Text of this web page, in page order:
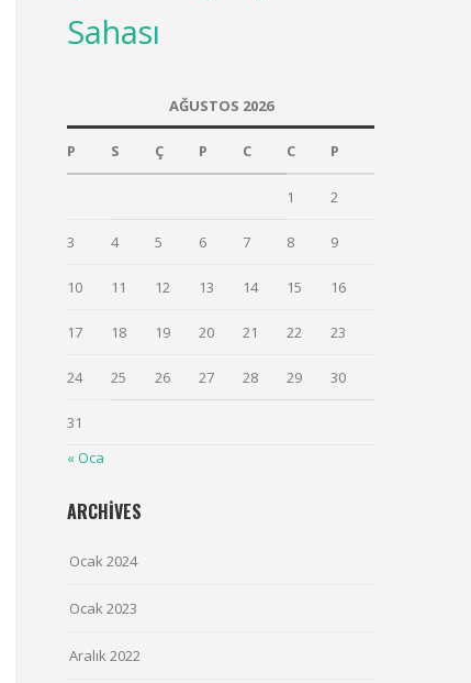
Sahası
AĞUSTOS 2026
P S Ç P C C P
1 2
3 4 5 6 7 8 9
10 11 12 13 14 15 16
17 18 19 20 21 22 23
24 25 26 27 28 29 30
31
« Oca
ARCHIVES
Ocak 2024
Ocak 2023
Aralık 2022